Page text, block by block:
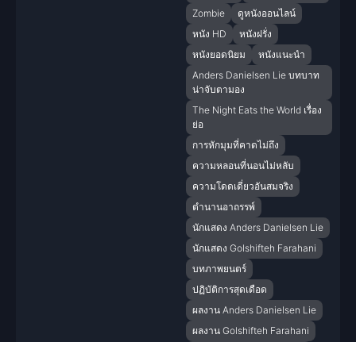
Zombie
ดูหนังออนไลน์
หนัง HD
หนังฝรั่ง
หนังยอดนิยม
หนังแนะนำ
Anders Danielsen Lie บทบาท
น่าจับตามอง
The Night Eats the World เรื่อง
ย่อ
การหักมุมที่คาดไม่ถึง
ความหลอนที่นอนไม่หลับ
ความโดดเดี่ยวอันสมจริง
ตำนานอาถรรพ์
นักแสดง Anders Danielsen Lie
นักแสดง Golshifteh Farahani
บทภาพยนตร์
ปฏิบัติการสุดเดือด
ผลงาน Anders Danielsen Lie
ผลงาน Golshifteh Farahani